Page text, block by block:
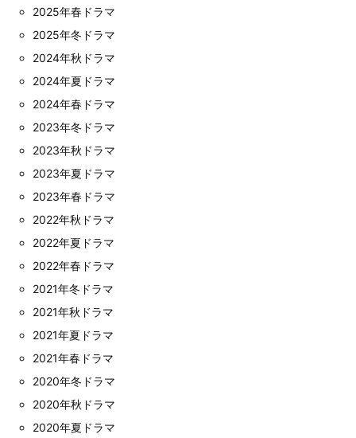
2025年春ドラマ
2025年冬ドラマ
2024年秋ドラマ
2024年夏ドラマ
2024年春ドラマ
2023年冬ドラマ
2023年秋ドラマ
2023年夏ドラマ
2023年春ドラマ
2022年秋ドラマ
2022年夏ドラマ
2022年春ドラマ
2021年冬ドラマ
2021年秋ドラマ
2021年夏ドラマ
2021年春ドラマ
2020年冬ドラマ
2020年秋ドラマ
2020年夏ドラマ